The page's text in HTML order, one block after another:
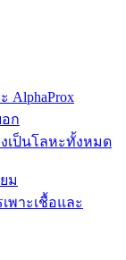
AlphaProx
ก
เป็นโลหะทั้งหมด
ม
พาะเชื้อและ